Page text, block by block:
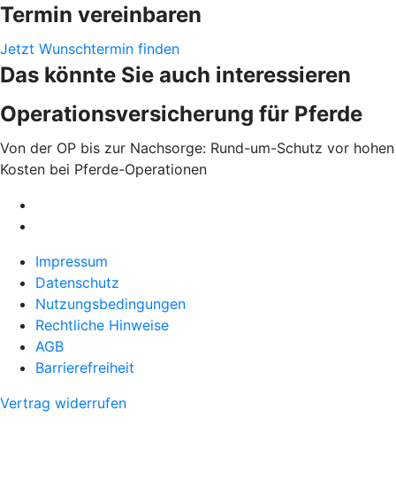
Termin vereinbaren
Jetzt Wunschtermin finden
Das könnte Sie auch interessieren
Operationsversicherung für Pferde
Von der OP bis zur Nachsorge: Rund-um-Schutz vor hohen
Kosten bei Pferde-Operationen
Impressum
Datenschutz
Nutzungsbedingungen
Rechtliche Hinweise
AGB
Barrierefreiheit
Vertrag widerrufen